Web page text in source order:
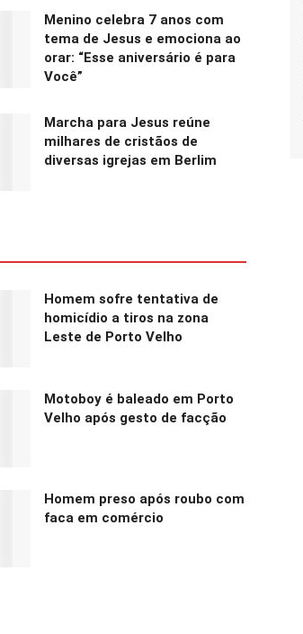
Menino celebra 7 anos com
tema de Jesus e emociona ao
orar: “Esse aniversário é para
Você”
Marcha para Jesus reúne
milhares de cristãos de
diversas igrejas em Berlim
Homem sofre tentativa de
homicídio a tiros na zona
Leste de Porto Velho
Motoboy é baleado em Porto
Velho após gesto de facção
Homem preso após roubo com
faca em comércio